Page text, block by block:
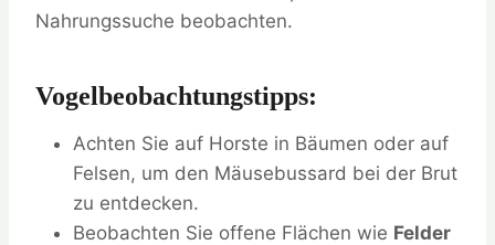
Nahrungssuche beobachten.
Vogelbeobachtungstipps:
Achten Sie auf Horste in Bäumen oder auf
Felsen, um den Mäusebussard bei der Brut
zu entdecken.
Beobachten Sie offene Flächen wie Felder